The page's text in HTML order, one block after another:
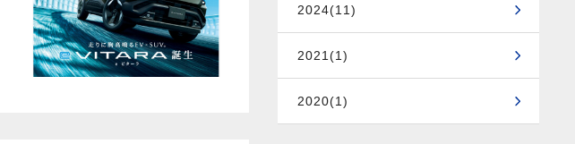
2024(11)
2021(1)
2020(1)